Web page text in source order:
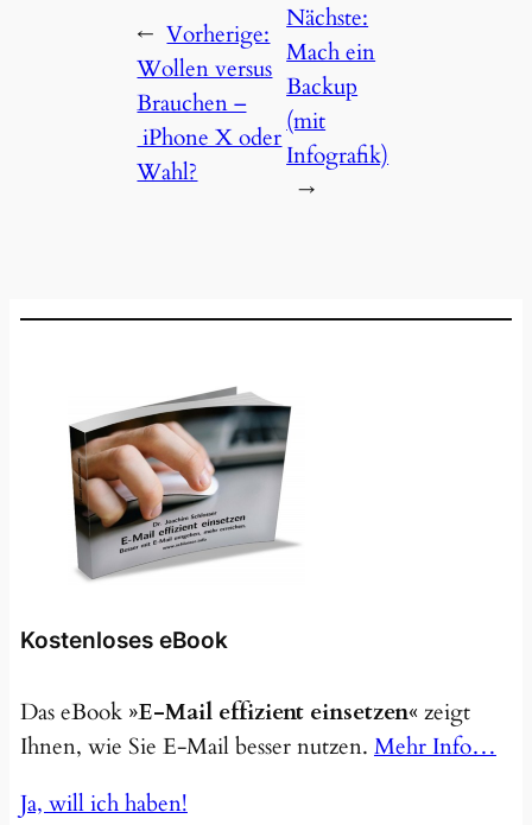
← Vorherige:
Wollen versus
Brauchen –
iPhone X oder
Wahl?
Nächste:
Mach ein
Backup
(mit
Infografik)
→
Kostenloses eBook
Das eBook »E-Mail effizient einsetzen«zeigt
Ihnen, wie Sie E-Mail besser nutzen. Mehr Info…
Ja, will ich haben!